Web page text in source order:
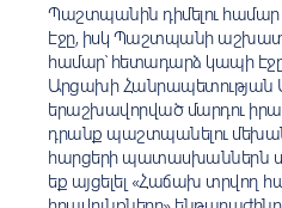
Պաշտպանին դիմելու համար
էջը, իսկ Պաշտպանի
համար՝ հետադարձ կապի
Արցախի Հանրապետության
երաշխավորված մարդու
դրանք պաշտպանելու
հարցերի պատասխաններն
եք այցելել «Հաճախ տրվող